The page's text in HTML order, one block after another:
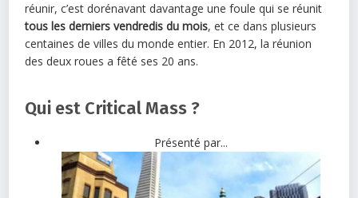
réunir, c’est dorénavant davantage une foule qui se réunit
tous les derniers vendredis du mois, et ce dans plusieurs
centaines de villes du monde entier. En 2012, la réunion
des deux roues a fêté ses 20 ans.
Qui est Critical Mass ?
Présenté par...